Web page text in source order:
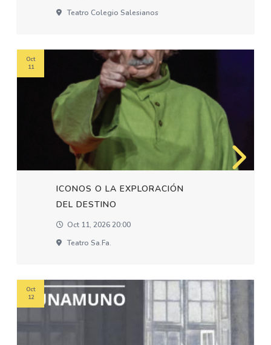
Teatro Colegio Salesianos
ICONOS O LA EXPLORACIÓN
DEL DESTINO
Oct 11, 2026 20:00
Teatro Sa.fa.
Oct
11
Oct
12